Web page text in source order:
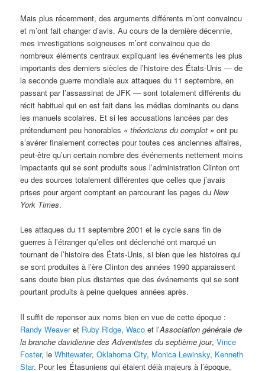
Mais plus récemment, des arguments différents m’ont convaincu
et m’ont fait changer d’avis. Au cours de la dernière décennie,
mes investigations soigneuses m’ont convaincu que de
nombreux éléments centraux expliquant les événements les plus
importants des derniers siècles de l’histoire des États-Unis — de
la seconde guerre mondiale aux attaques du 11 septembre, en
passant par l’assassinat de JFK — sont totalement différents du
récit habituel qui en est fait dans les médias dominants ou dans
les manuels scolaires. Et si les accusations lancées par des
prétendument peu honorables « théoriciens du complot » ont pu
s’avérer finalement correctes pour toutes ces anciennes affaires,
peut-être qu’un certain nombre des événements nettement moins
impactants qui se sont produits sous l’administration Clinton ont
eu des sources totalement différentes que celles que j’avais
prises pour argent comptant en parcourant les pages duNew
York Times.
Les attaques du 11 septembre 2001 et le cycle sans fin de
guerres à l’étranger qu’elles ont déclenché ont marqué un
tournant de l’histoire des États-Unis, si bien que les histoires qui
se sont produites à l’ère Clinton des années 1990 apparaissent
sans doute bien plus distantes que des événements qui se sont
pourtant produits à peine quelques années après.
Il suffit de repenser aux noms bien en vue de cette époque :
Randy Weaveret Ruby Ridge,Waco et l’Association générale de
la branche davidienne des Adventistes du septième jour,Vince
Foster, leWhitewater,Oklahoma City, Monica Lewinsky, Kenneth
Star. Pour les Étasuniens qui étaient déjà majeurs à l’époque,